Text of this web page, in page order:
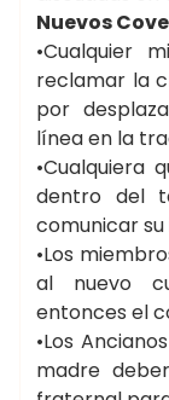
Nuevos
•Cualquier
reclamar la
por
línea en la
•Cualquiera
dentro del
comunicar su
•Los
al nuevo
entonces el
•Los
madre